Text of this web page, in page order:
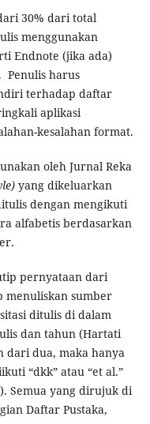
30% dari total
menggunakan
Endnote (jika ada)
Penulis harus
terhadap daftar
aplikasi
kesalahan format.
oleh Jurnal Reka
yang dikeluarkan
dengan mengikuti
alfabetis berdasarkan
pernyataan dari
menuliskan sumber
ditulis di dalam
dan tahun (Hartati
dari dua, maka hanya
“dkk” atau “et al.”
Semua yang dirujuk di
Daftar Pustaka,